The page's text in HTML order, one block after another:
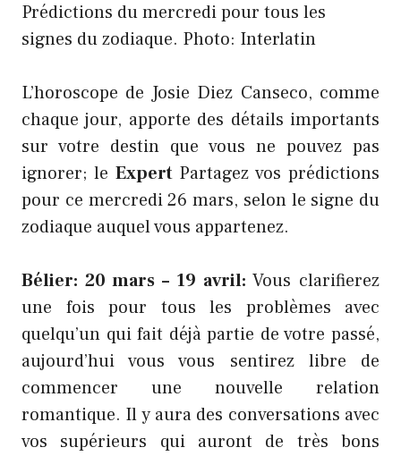
Prédictions du mercredi pour tous les
signes du zodiaque. Photo: Interlatin
L’horoscope de Josie Diez Canseco, comme
chaque jour, apporte des détails importants
sur votre destin que vous ne pouvez pas
ignorer; le ExpertPartagez vos prédictions
pour ce mercredi 26 mars, selon le signe du
zodiaque auquel vous appartenez.
Bélier: 20 mars – 19 avril:Vous clarifierez
une fois pour tous les problèmes avec
quelqu’un qui fait déjà partie de votre passé,
aujourd’hui vous vous sentirez libre de
commencer une nouvelle relation
romantique. Il y aura des conversations avec
vos supérieurs qui auront de très bons